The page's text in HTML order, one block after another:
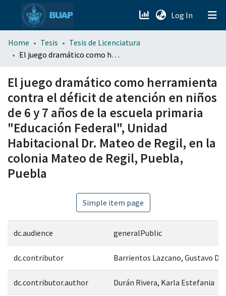
Log In (current)
menu.section.about_menu
Home Tesis
Tesis de Licenciatura
El juego dramático como herramienta contra el déficit de atención en niños de 6 y 7 años de la escuela primaria "Educación Federal", Unidad Habitacional Dr. Mateo de Regil, en la colonia Mateo de Regil, Puebla, Puebla
El juego dramático como herramienta
contra el déficit de atención en niños
de 6 y 7 años de la escuela primaria
"Educación Federal", Unidad
Habitacional Dr. Mateo de Regil, en la
colonia Mateo de Regil, Puebla,
Puebla
Simple item page
dc.audience generalPublic
dc.contributor Barrientos Lazcano, Gustavo
dc.contributor.author Durán Rivera, Karla Estefania